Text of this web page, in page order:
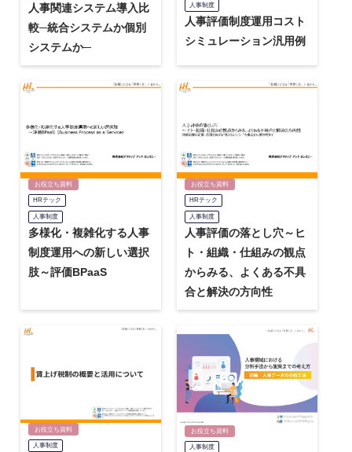
人事関連システム導入比
較─統合システムか個別
システムか─
人事制度
人事評価制度運用コスト
シミュレーション汎用例
お役立ち資料
HRテック
人事制度
多様化・複雑化する人事
制度運用への新しい選択
肢～評価BPaaS
お役立ち資料
HRテック
人事制度
人事評価の落とし穴～ヒ
ト・組織・仕組みの観点
からみる、よくある不具
合と解決の方向性
お役立ち資料
人事制度
お役立ち資料
人事制度